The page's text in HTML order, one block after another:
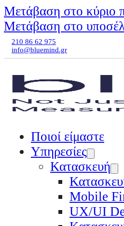
Μετάβαση στο κύριο
Μετάβαση στο
210 86 62 975
info@bluemind.gr
Ποιοί είμαστε
Υπηρεσίες
Κατασκευή
Mobile
UX/UI